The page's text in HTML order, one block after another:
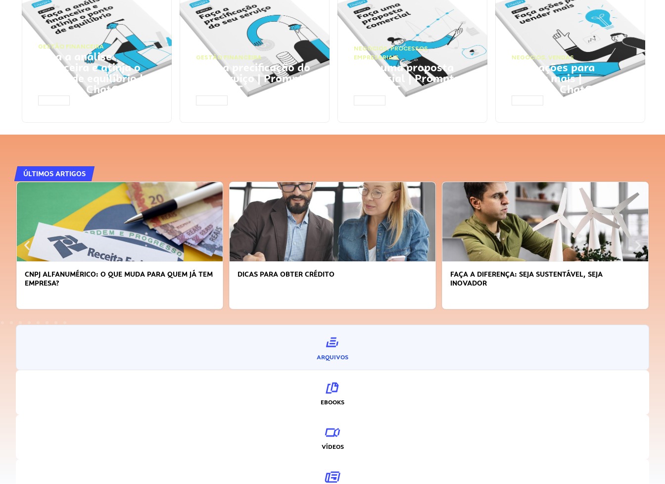
GESTÃO FINANCEIRA
Faça a análise
financeira e atinja o
ponto de equilíbrio |
Prompts ChatGPT
GESTÃO FINANCEIRA
Faça a precificação do
seu serviço | Prompts
ChatGPT
NEGÓCIOS,PROCESSOS
EMPRESARIAIS
Faça uma proposta
comercial | Prompts
ChatGPT
NEGÓCIOS, VENDAS
Faça ações para
vender mais |
Prompts ChatGPT
ÚLTIMOS ARTIGOS
CNPJ ALFANUMÉRICO: O QUE MUDA PARA QUEM JÁ TEM
EMPRESA?
DICAS PARA OBTER CRÉDITO
FAÇA A DIFERENÇA: SEJA SUSTENTÁVEL, SEJA
INOVADOR
ARQUIVOS
EBOOKS
VÍDEOS